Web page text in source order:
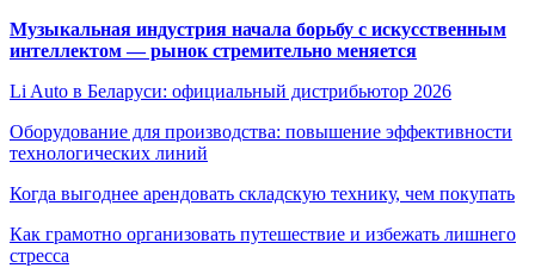
Музыкальная индустрия начала борьбу с искусственным
интеллектом — рынок стремительно меняется
Li Auto в Беларуси: официальный дистрибьютор 2026
Оборудование для производства: повышение эффективности
технологических линий
Когда выгоднее арендовать складскую технику, чем покупать
Как грамотно организовать путешествие и избежать лишнего
стресса